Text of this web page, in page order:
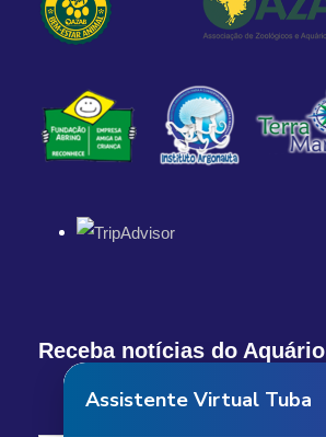
Receba notícias do Aquário